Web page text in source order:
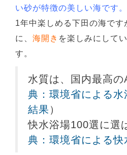
い砂が特徴の美しい海です。
1年中楽しめる下田の海です
に、 海開き を楽しみにして
す。
水質は、国内最高の
典：環境省による水
結果 ）
快水浴場100選に選
典：環境省による快